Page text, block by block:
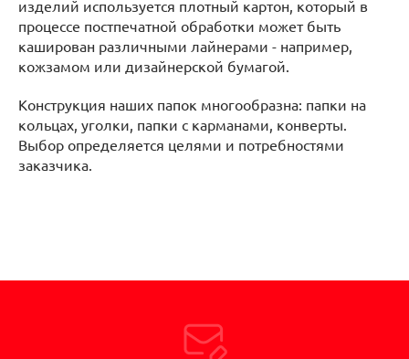
изделий используется плотный картон, который в
процессе постпечатной обработки может быть
каширован различными лайнерами - например,
кожзамом или дизайнерской бумагой.
Конструкция наших папок многообразна: папки на
кольцах, уголки, папки с карманами, конверты.
Выбор определяется целями и потребностями
заказчика.